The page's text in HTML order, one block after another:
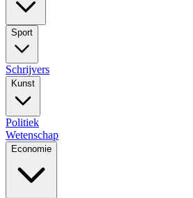
Sport
Schrijvers
Kunst
Politiek
Wetenschap
Economie